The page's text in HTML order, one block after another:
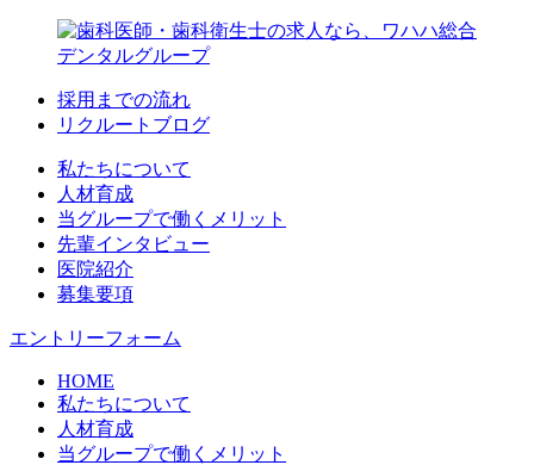
採用までの流れ
リクルートブログ
私たちについて
人材育成
当グループで働くメリット
先輩インタビュー
医院紹介
募集要項
エントリーフォーム
HOME
私たちについて
人材育成
当グループで働くメリット